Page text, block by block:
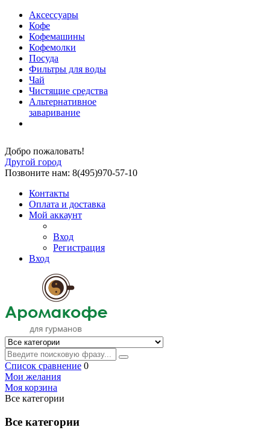
Аксессуары
Кофе
Кофемашины
Кофемолки
Посуда
Фильтры для воды
Чай
Чистящие средства
Альтернативное
заваривание
Добро пожаловать!
Другой город
Позвоните нам: 8(495)970-57-10
Контакты
Оплата и доставка
Мой аккаунт
Вход
Регистрация
Вход
Список сравнение 0
Мои желания
Моя корзина
Все категории
Все категории